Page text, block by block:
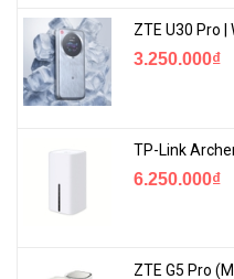
3.250.000₫
6.250.000₫